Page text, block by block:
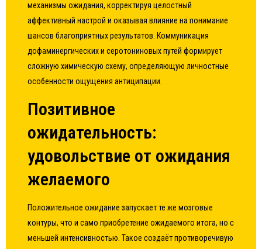
механизмы ожидания, корректируя целостный
аффективный настрой и оказывая влияние на понимание
шансов благоприятных результатов. Коммуникация
дофаминергических и серотониновых путей формирует
сложную химическую схему, определяющую личностные
особенности ощущения антиципации.
Позитивное
ожидательность:
удовольствие от ожидания
желаемого
Положительное ожидание запускает те же мозговые
контуры, что и само приобретение ожидаемого итога, но с
меньшей интенсивностью. Такое создаёт противоречивую